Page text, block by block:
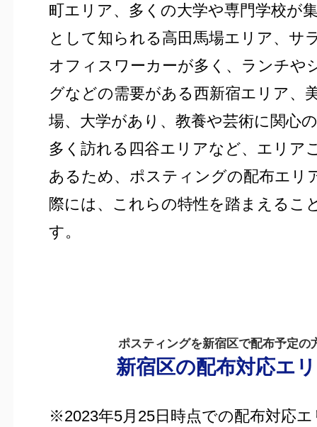
町エリア、多くの大学や専門学校が
として知られる高田馬場エリア、サ
オフィスワーカーが多く、ランチや
グなどの需要がある西新宿エリア、
場、大学があり、教養や芸術に関心
多く訪れる四谷エリアなど、エリア
あるため、ポスティングの配布エリ
際には、これらの特性を踏まえるこ
す。
ポスティングを新宿区で配布予定の
新宿区の配布対応エ
※2023年5月25日時点での配布対応